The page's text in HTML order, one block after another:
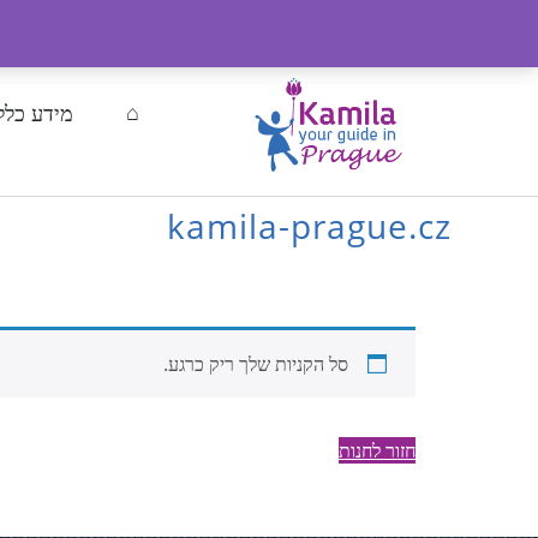
⌂ מידע
kamila-prague.cz
סל הקניות שלך ריק כרגע.
חזור לחנות